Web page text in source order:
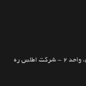
تهران، خیابان گاندی جنوبی، کوچه 5، پلاک 5، واحد 2 - شرکت اطلس ره